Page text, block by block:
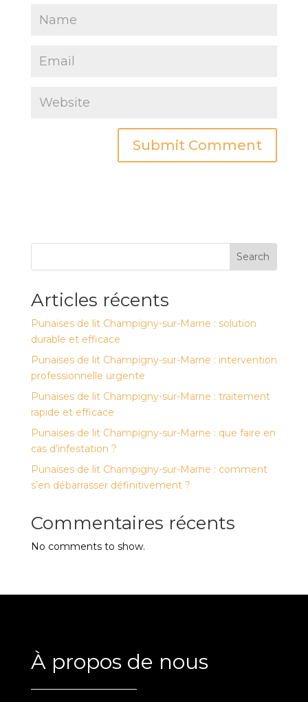
Search
Articles récents
Punaises de lit Champigny-sur-Marne : solution
durable et efficace
Punaises de lit Champigny-sur-Marne : intervention
professionnelle urgente
Punaises de lit Champigny-sur-Marne : traitement
rapide et efficace
Punaises de lit Champigny-sur-Marne : que faire en
cas d’infestation ?
Punaises de lit Champigny-sur-Marne : comment
s’en débarrasser définitivement ?
Commentaires récents
No comments to show.
À propos de nous